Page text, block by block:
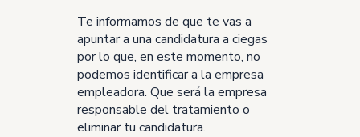
Te informamos de que te vas a
apuntar a una candidatura a ciegas
por lo que, en este momento, no
podemos identificar a la empresa
empleadora. Que será la empresa
responsable del tratamiento o
eliminar tu candidatura.